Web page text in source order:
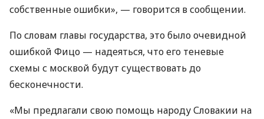
собственные ошибки», — говорится в сообщении.
По словам главы государства, это было очевидной
ошибкой Фицо — надеяться, что его теневые
схемы с москвой будут существовать до
бесконечности.
«Мы предлагали свою помощь народу Словакии на